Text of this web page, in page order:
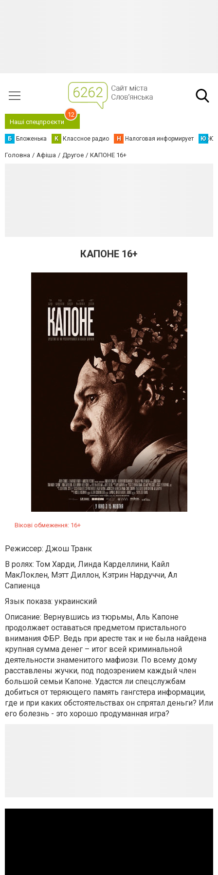
Наші спецпроєкти
12
Б Бложенька К Классное радио Н Налоговая информирует Ю
Головна Афіша Другое КАПОНЕ 16+
КАПОНЕ 16+
Вікові обмеження: 16+
Режиссер: Джош Транк
В ролях: Том Харди, Линда Карделлини, Кайл
МакЛоклен, Мэтт Диллон, Кэтрин Нардуччи, Ал
Сапиенца
Язык показа: украинский
Описание: Вернувшись из тюрьмы, Аль Капоне
продолжает оставаться предметом пристального
внимания ФБР. Ведь при аресте так и не была найдена
крупная сумма денег – итог всей криминальной
деятельности знаменитого мафиози. По всему дому
расставлены жучки, под подозрением каждый член
большой семьи Капоне. Удастся ли спецслужбам
добиться от теряющего память гангстера информации,
где и при каких обстоятельствах он спрятал деньги? Или
его болезнь - это хорошо продуманная игра?